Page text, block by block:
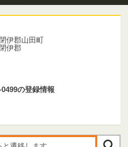
伊郡山田町
伊郡
の登録情報